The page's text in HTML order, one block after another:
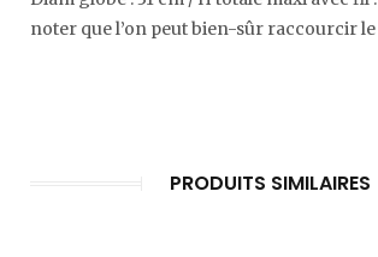
noter que l’on peut bien-sûr raccourcir
PRODUITS SIMILAIRES